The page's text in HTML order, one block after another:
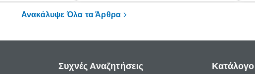
Ανακάλυψε Όλα τα Άρθρα
Συχνές Αναζητήσεις